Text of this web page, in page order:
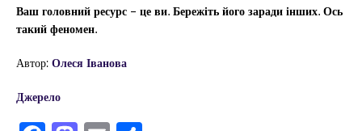
Ваш головний ресурс – це ви. Бережіть його заради інших. Ось
такий феномен.
Автор:Олеся Іванова
Джерело